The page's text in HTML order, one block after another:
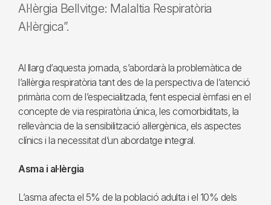
Al·lèrgia Bellvitge: Malaltia Respiratòria
Al·lèrgica”.
Al llarg d’aquesta jornada, s’abordarà la problemàtica de
l’al·lèrgia respiratòria tant des de la perspectiva de l’atenció
primària com de l’especialitzada, fent especial èmfasi en el
concepte de via respiratòria única, les comorbiditats, la
rellevància de la sensibilització al·lergènica, els aspectes
clínics i la necessitat d’un abordatge integral.
Asma i al·lèrgia
L’asma afecta el 5% de la població adulta i el 10% dels